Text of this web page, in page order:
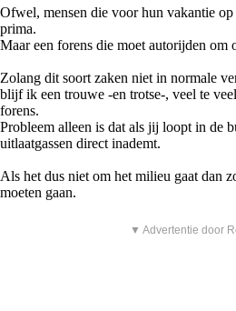
Ofwel, mensen die voor hun vakantie
prima.
Maar een forens die moet autorijden om
Zolang dit soort zaken niet in normale
blijf ik een trouwe -en trotse-, veel te
forens.
Probleem alleen is dat als jij loopt in de
uitlaatgassen direct inademt.
Als het dus niet om het milieu gaat dan
moeten gaan.
▼ Advertentie door